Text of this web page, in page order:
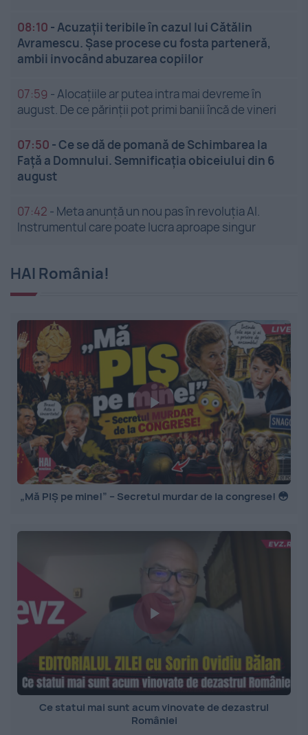
08:10 -Acuzații teribile în cazul lui Cătălin
Avramescu. Șase procese cu fosta parteneră,
ambii invocând abuzarea copiilor
07:59 -Alocațiile ar putea intra mai devreme în
august. De ce părinții pot primi banii încă de vineri
07:50 -Ce se dă de pomană de Schimbarea la
Față a Domnului. Semnificația obiceiului din 6
august
07:42 - Meta anunță un nou pas în revoluția AI.
Instrumentul care poate lucra aproape singur
HAI România!
„Mă PIȘ pe mine!” – Secretul murdar de la congrese! 😳
Ce statui mai sunt acum vinovate de dezastrul
României